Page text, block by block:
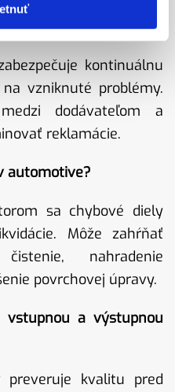
v automotive?
kontinuálnu
vzniknuté problémy.
dodávateľom a
reklamácie.
automotive?
sa chybové diely
Môže zahŕňať
nahradenie
povrchovej úpravy.
a výstupnou
preveruje kvalitu pred